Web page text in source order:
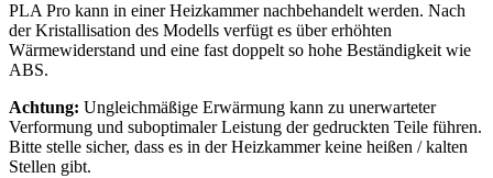
PLA Pro kann in einer Heizkammer nachbehandelt werden. Nach
der Kristallisation des Modells verfügt es über erhöhten
Wärmewiderstand und eine fast doppelt so hohe Beständigkeit wie
ABS.
Achtung: Ungleichmäßige Erwärmung kann zu unerwarteter
Verformung und suboptimaler Leistung der gedruckten Teile führen.
Bitte stelle sicher, dass es in der Heizkammer keine heißen / kalten
Stellen gibt.